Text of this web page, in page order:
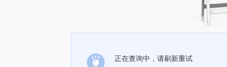
正在查询中，请刷新重试